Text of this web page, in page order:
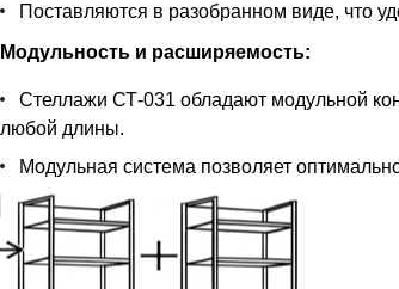
Поставляются в разобранном виде, что
Модульность и расширяемость:
Стеллажи СТ-031 обладают модульной
любой длины.
Модульная система позволяет